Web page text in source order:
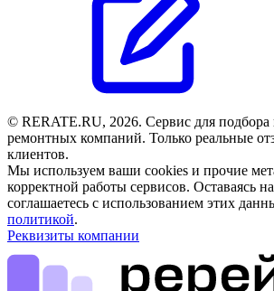
© RERATE.RU, 2026. Сервис для подбора
ремонтных компаний. Только реальные
клиентов.
Мы используем ваши cookies и прочие
корректной работы сервисов. Оставаясь
соглашаетесь с использованием этих
политикой.
Реквизиты компании